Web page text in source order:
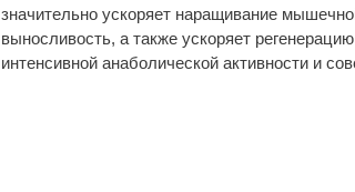
значительно ускоряет наращивание
выносливость, а также ускоряет
интенсивной анаболической активности и